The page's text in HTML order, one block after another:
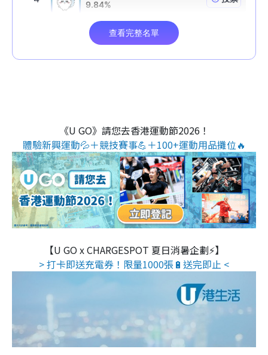
《U GO》請您去香港運動節2026！
體驗新興運動💦＋競技賽事💪＋100+運動用品攤位🔥
【U GO x CHARGESPOT 夏日消暑企劃⚡】
> 打卡即送充電券！限量1000張🔋送完即止 <